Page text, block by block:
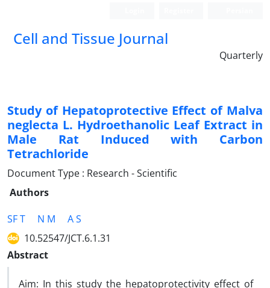
Cell and Tissue Journal
Quarterly
Study of Hepatoprotective Effect of Malva
neglecta L. Hydroethanolic Leaf Extract in
Male Rat Induced with Carbon
Tetrachloride
Document Type : Research - Scientific
Authors
SF T
N M
A S
10.52547/JCT.6.1.31
Abstract
Aim: In this study the hepatoprotectivity effect of